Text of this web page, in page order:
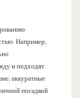
Например,
и подходят
аккуратные
посадкой